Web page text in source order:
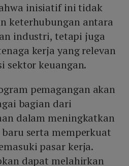
inisiatif ini tidak
keterhubungan antara
industri, tetapi juga
kerja yang relevan
sektor keuangan.
pemagangan akan
bagian dari
dalam meningkatkan
serta memperkuat
pasar kerja.
dapat melahirkan